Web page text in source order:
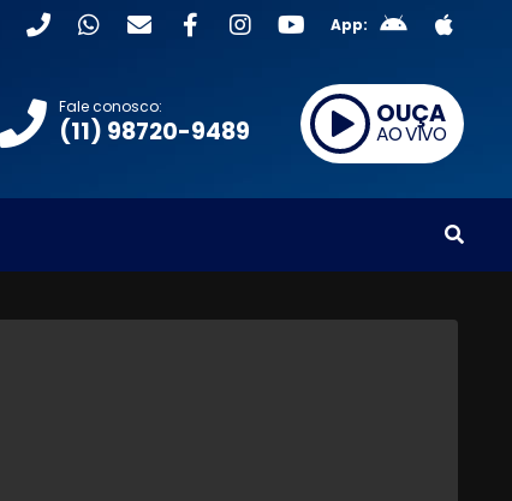
App:
Fale conosco:
(11) 98720-9489
OUÇA
AO VIVO